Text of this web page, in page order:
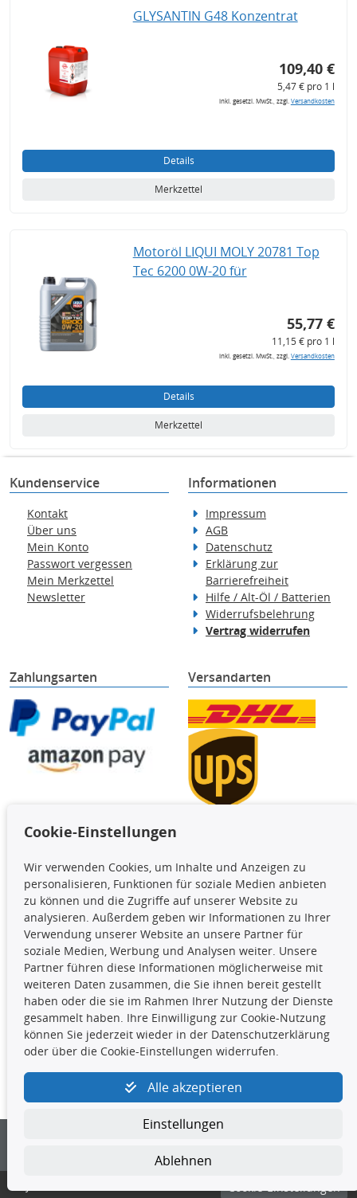
GLYSANTIN G48 Konzentrat
109,40 €
5,47 € pro 1 l
inkl. gesetzl. MwSt., zzgl.Versandkosten
Details
Merkzettel
Motoröl LIQUI MOLY 20781 Top
Tec 6200 0W-20 für
55,77 €
11,15 € pro 1 l
inkl. gesetzl. MwSt., zzgl.Versandkosten
Details
Merkzettel
Kundenservice
Kontakt
Über uns
Mein Konto
Passwort vergessen
Mein Merkzettel
Newsletter
Informationen
Impressum
AGB
Datenschutz
Erklärung zur
Barrierefreiheit
Hilfe / Alt-Öl / Batterien
Widerrufsbelehrung
Vertrag widerrufen
Zahlungsarten Versandarten
Die hier angezeigten Daten,
insbesondere die gesamte Datenbank,
dürfen nicht kopiert werden. Es ist zu
unterlassen, die Daten oder die gesamte Datenbank ohne
vorherige Zustimmung TecDocs zu vervielfältigen, zu
verbreiten und/oder diese Handlungen durch Dritte ausführen
zu lassen. Ein Zuwiderhandeln stellt eine
Urheberrechtsverletzung dar und wird verfolgt.
Kontakt
4yourcar GmbH | Avidesweg 1 | 27386 Hemsbünde |
kundenservice@4yourcar.de
Cookie-Einstellungen
Cookie-Einstellungen
Wir verwenden Cookies, um Inhalte und Anzeigen zu
personalisieren, Funktionen für soziale Medien anbieten
zu können und die Zugriffe auf unserer Website zu
analysieren. Außerdem geben wir Informationen zu Ihrer
Verwendung unserer Website an unsere Partner für
soziale Medien, Werbung und Analysen weiter. Unsere
Partner führen diese Informationen möglicherweise mit
weiteren Daten zusammen, die Sie ihnen bereit gestellt
haben oder die sie im Rahmen Ihrer Nutzung der Dienste
gesammelt haben. Ihre Einwilligung zur Cookie-Nutzung
können Sie jederzeit wieder in der Datenschutzerklärung
oder über die Cookie-Einstellungen widerrufen.
Alle akzeptieren
Einstellungen
Ablehnen